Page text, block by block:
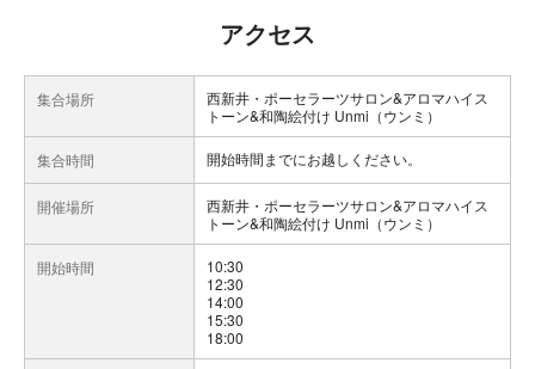
アクセス
集合場所
西新井・ポーセラーツサロン&アロマハイス
トーン&和陶絵付け Unmi（ウンミ）
集合時間 開始時間までにお越しください。
開催場所
西新井・ポーセラーツサロン&アロマハイス
トーン&和陶絵付け Unmi（ウンミ）
開始時間
10:30
12:30
14:00
15:30
18:00